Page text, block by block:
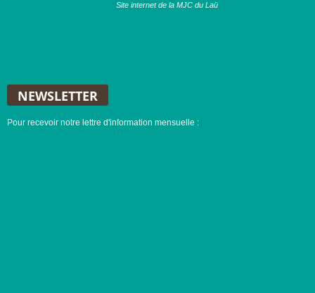
Site internet de la MJC du Laü
NEWSLETTER
Pour recevoir notre lettre d'information mensuelle :